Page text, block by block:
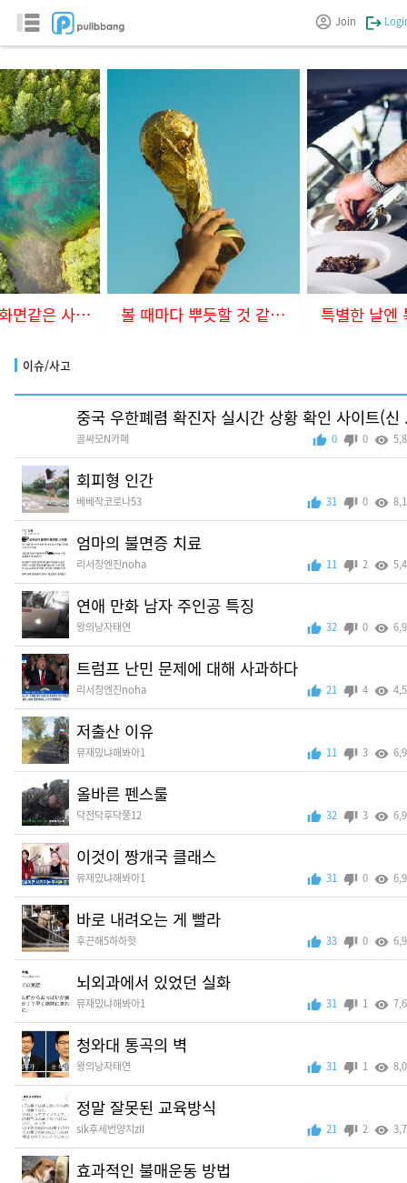
Join
컴퓨터 바탕화면같은 사진들 볼 때마다 뿌듯할 것 같아요
이슈/사고
중국 우한폐렴 확진자 실시간 상황 확인 사이트(신
골싸모N카페 0 0
회피형 인간
베베작코로나53 31 0
엄마의 불면증 치료
리서칭엔진noha 11 2
연애 만화 남자 주인공 특징
왕의낭자태연 32 0
트럼프 난민 문제에 대해 사과하다
리서칭엔진noha 21 4
저출산 이유
뮤재밌냐해봐아1 11 3
올바른 펜스룰
닥전닥후닥쭝12 32 3
이것이 짱개국 클래스
뮤재밌냐해봐아1 31 0
바로 내려오는 게 빨라
후끈해5하하핫 33 0
뇌외과에서 있었던 실화
뮤재밌냐해봐아1 31 1
청와대 통곡의 벽
왕의낭자태연 31 1
정말 잘못된 교육방식
sik후세번양치zil 21 2
효과적인 불매운동 방법